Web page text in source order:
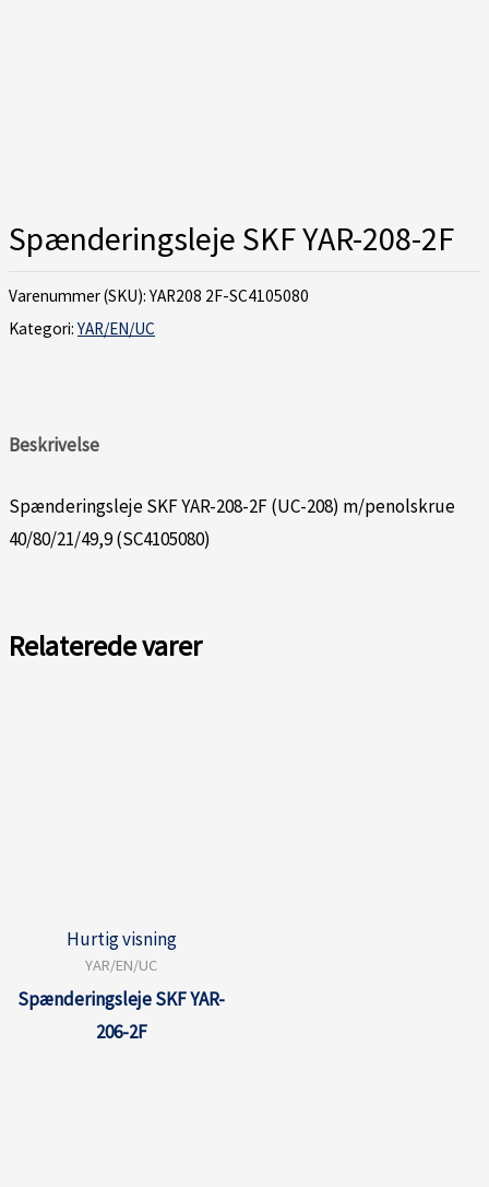
Spænderingsleje SKF YAR-208-2F
Varenummer (SKU): YAR208 2F-SC4105080
Kategori: YAR/EN/UC
Beskrivelse
Spænderingsleje SKF YAR-208-2F (UC-208) m/penolskrue
40/80/21/49,9 (SC4105080)
Relaterede varer
Hurtig visning
YAR/EN/UC
Spænderingsleje SKF YAR-
206-2F